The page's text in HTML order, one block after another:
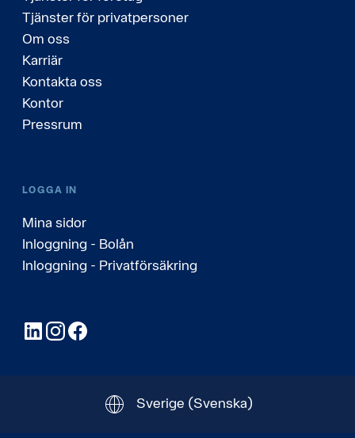
Tjänster för privatpersoner
Om oss
Karriär
Kontakta oss
Kontor
Pressrum
LOGGA IN
Mina sidor
Inloggning - Bolån
Inloggning - Privatförsäkring
LinkedInInstagram
Sverige (Svenska)